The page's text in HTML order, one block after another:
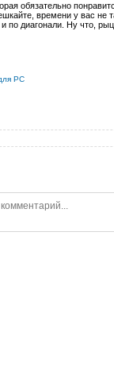
обязательно
времени у вас не
и по диагонали. Ну что,
PC